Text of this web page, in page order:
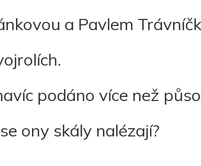
a Pavlem
podáno více než
ony skály nalézají?